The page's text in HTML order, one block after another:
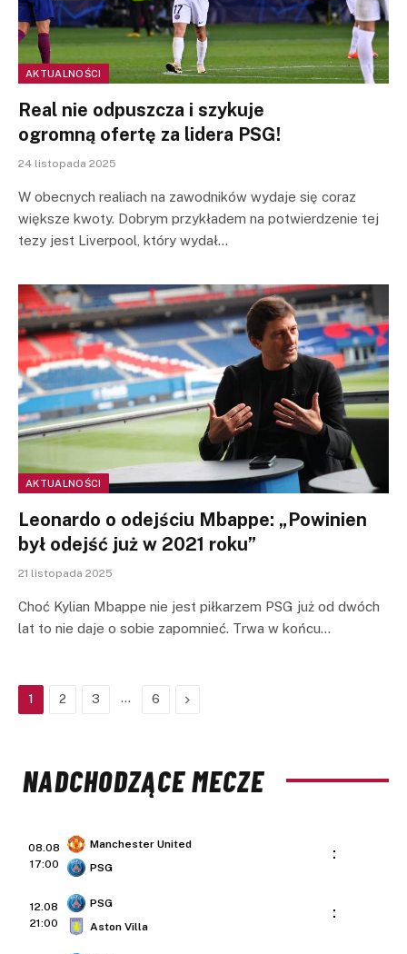
AKTUALNOŚCI
Real nie odpuszcza i szykuje
ogromną ofertę za lidera PSG!
24 listopada 2025
W obecnych realiach na zawodników wydaje się coraz
większe kwoty. Dobrym przykładem na potwierdzenie tej
tezy jest Liverpool, który wydał…
AKTUALNOŚCI
Leonardo o odejściu Mbappe: „Powinien
był odejść już w 2021 roku”
21 listopada 2025
Choć Kylian Mbappe nie jest piłkarzem PSG już od dwóch
lat to nie daje o sobie zapomnieć. Trwa w końcu…
1 2 3 … 6 Next
NADCHODZĄCE MECZE
08.08
17:00
Manchester United
PSG
:
12.08
21:00
PSG
Aston Villa
: